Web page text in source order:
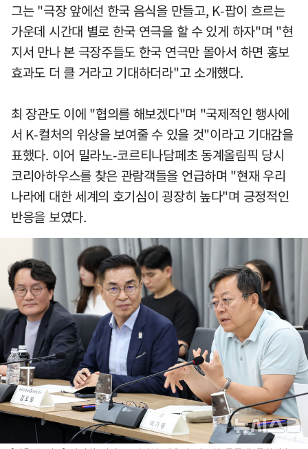
그는 "극장 앞에선 한국 음식을 만들고, K-팝이 흐르는
가운데 시간대 별로 한국 연극을 할 수 있게 하자"며 "현
지서 만나 본 극장주들도 한국 연극만 몰아서 하면 홍보
효과도 더 클 거라고 기대하더라"고 소개했다.
최 장관도 이에 "협의를 해보겠다"며 "국제적인 행사에
서 K-컬처의 위상을 보여줄 수 있을 것"이라고 기대감을
표했다. 이어 밀라노-코르티나담페초 동계올림픽 당시
코리아하우스를 찾은 관람객들을 언급하며 "현재 우리
나라에 대한 세계의 호기심이 굉장히 높다"며 긍정적인
반응을 보였다.